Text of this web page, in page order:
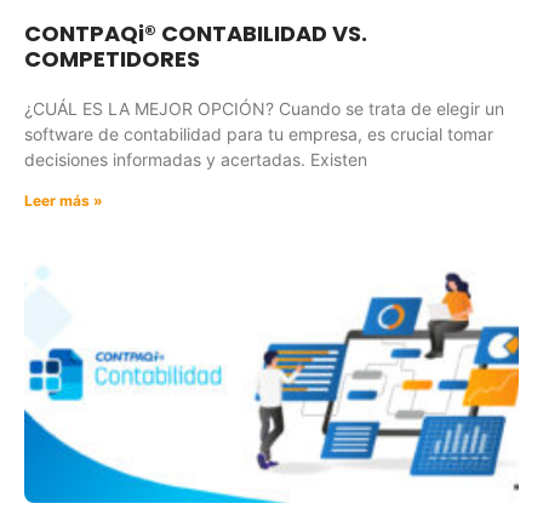
CONTPAQi® CONTABILIDAD VS.
COMPETIDORES
¿CUÁL ES LA MEJOR OPCIÓN? Cuando se trata de elegir un
software de contabilidad para tu empresa, es crucial tomar
decisiones informadas y acertadas. Existen
Leer más »